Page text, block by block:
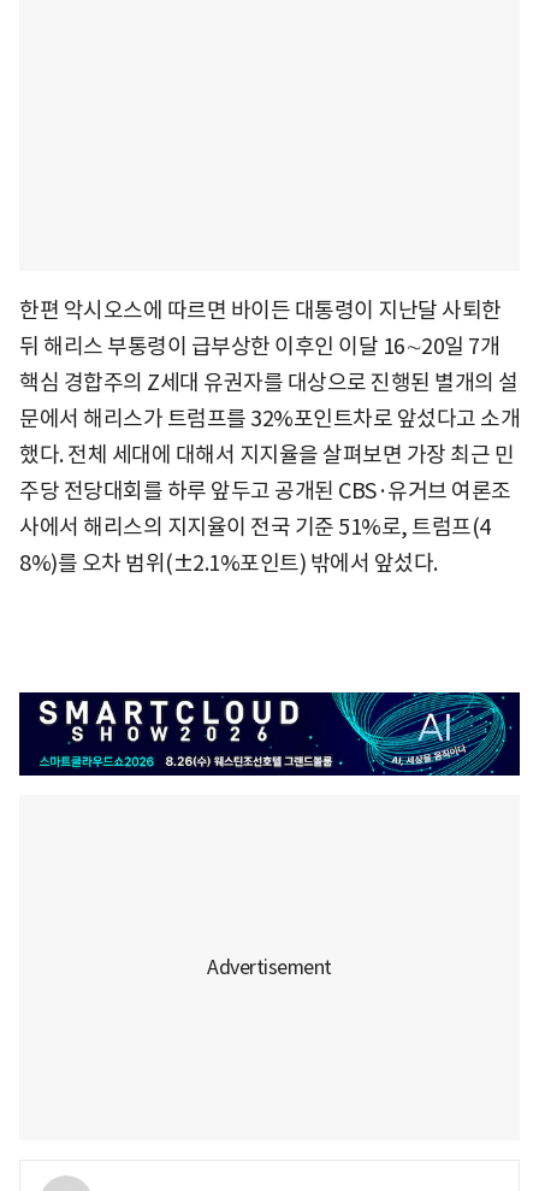
한편 악시오스에 따르면 바이든 대통령이 지난달 사퇴한
뒤 해리스 부통령이 급부상한 이후인 이달 16∼20일 7개
핵심 경합주의 Z세대 유권자를 대상으로 진행된 별개의 설
문에서 해리스가 트럼프를 32%포인트차로 앞섰다고 소개
했다. 전체 세대에 대해서 지지율을 살펴보면 가장 최근 민
주당 전당대회를 하루 앞두고 공개된 CBS·유거브 여론조
사에서 해리스의 지지율이 전국 기준 51%로, 트럼프(4
8%)를 오차 범위(±2.1%포인트) 밖에서 앞섰다.